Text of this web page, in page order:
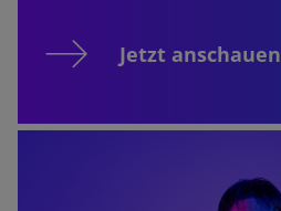
Jetzt anschauen